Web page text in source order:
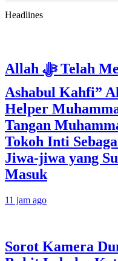
Headlines
Allah ﷻ Telah Menyiapkan “Gua
Ashabul Kahfi”
Helper
Tangan
Tokoh Inti
Jiwa-jiwa yang
Masuk
11 jam ago
Sorot Kamera